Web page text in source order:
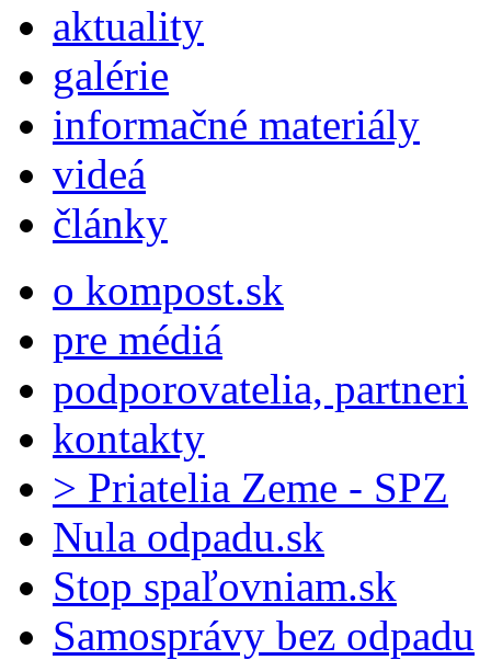
aktuality
galérie
informačné materiály
videá
články
o kompost.sk
pre médiá
podporovatelia, partneri
kontakty
> Priatelia Zeme - SPZ
Nula odpadu.sk
Stop spaľovniam.sk
Samosprávy bez odpadu